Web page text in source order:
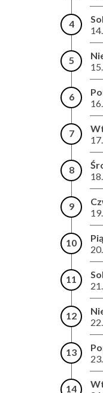
4
5
6
7
8
9
10
11
12
13
14